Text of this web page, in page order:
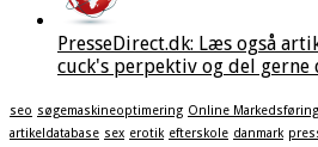
PresseDirect.dk: Læs også
cuck's perpektiv og del gerne
seo søgemaskineoptimering Online Markedsføring
artikeldatabase sex erotik efterskole danmark